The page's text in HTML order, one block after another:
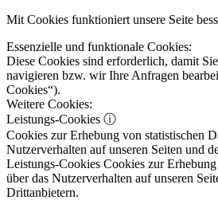
Mit Cookies funktioniert unsere Seite
Essenzielle und funktionale Cookies:
Diese Cookies sind erforderlich, damit
navigieren bzw. wir Ihre Anfragen
Cookies“).
Weitere Cookies:
Leistungs-Cookies ⓘ
Cookies zur Erhebung von statistischen
Nutzerverhalten auf unseren Seiten und
Leistungs-Cookies Cookies zur
über das Nutzerverhalten auf unseren
Drittanbietern.